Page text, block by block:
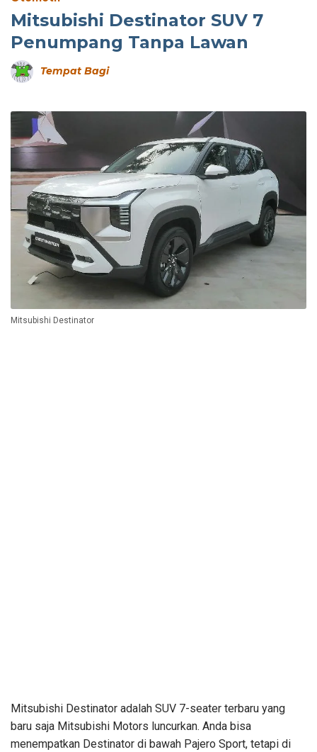
Mitsubishi Destinator SUV 7
Penumpang Tanpa Lawan
Tempat Bagi
Mitsubishi Destinator
Mitsubishi Destinator adalah SUV 7-seater terbaru yang
baru saja Mitsubishi Motors luncurkan. Anda bisa
menempatkan Destinator di bawah Pajero Sport, tetapi di